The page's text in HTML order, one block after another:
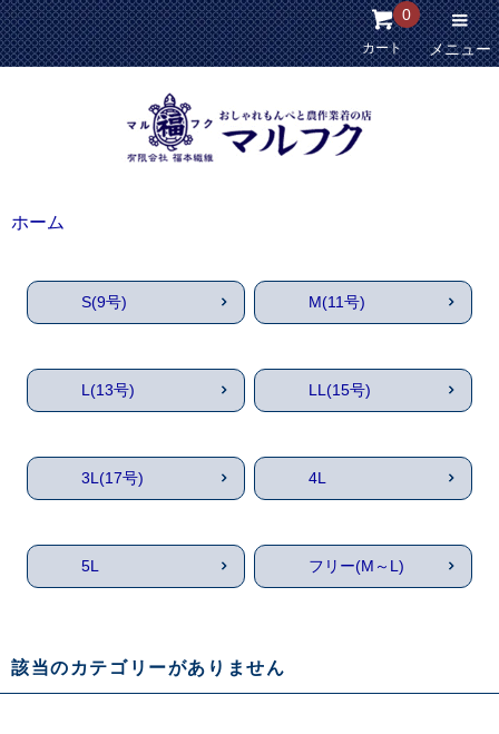
カート
0
メニュー
ホーム
S(9号) M(11号)
L(13号) LL(15号)
3L(17号) 4L
5L フリー(M～L)
該当のカテゴリーがありません